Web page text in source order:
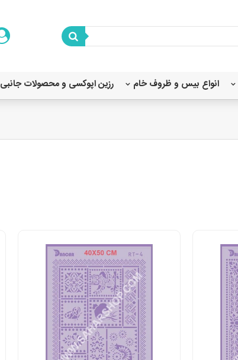
انواع بیس و ظروف خام رزین اپوکسی و محصولات جانبی